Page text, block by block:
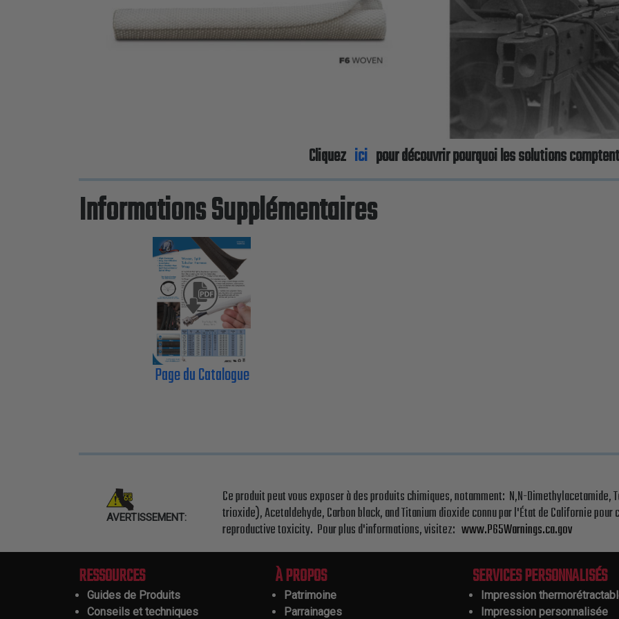
Cliquez ici pour découvrir pourquoi les solutions comptent
Informations Supplémentaires
Page du Catalogue
AVERTISSEMENT:
Ce produit peut vous exposer à des produits chimiques, notamment: N,N-
trioxide), Acetaldehyde, Carbon black, and Titanium dioxide connu par l'État de Californie
reproductive toxicity. Pour plus d'informations, visitez: www.P65Warnings.ca.gov
RESSOURCES
Guides de Produits
Conseils et techniques
À PROPOS
Patrimoine
Parrainages
SERVICES PERSONNALISÉS
Impression
Impression personnalisée